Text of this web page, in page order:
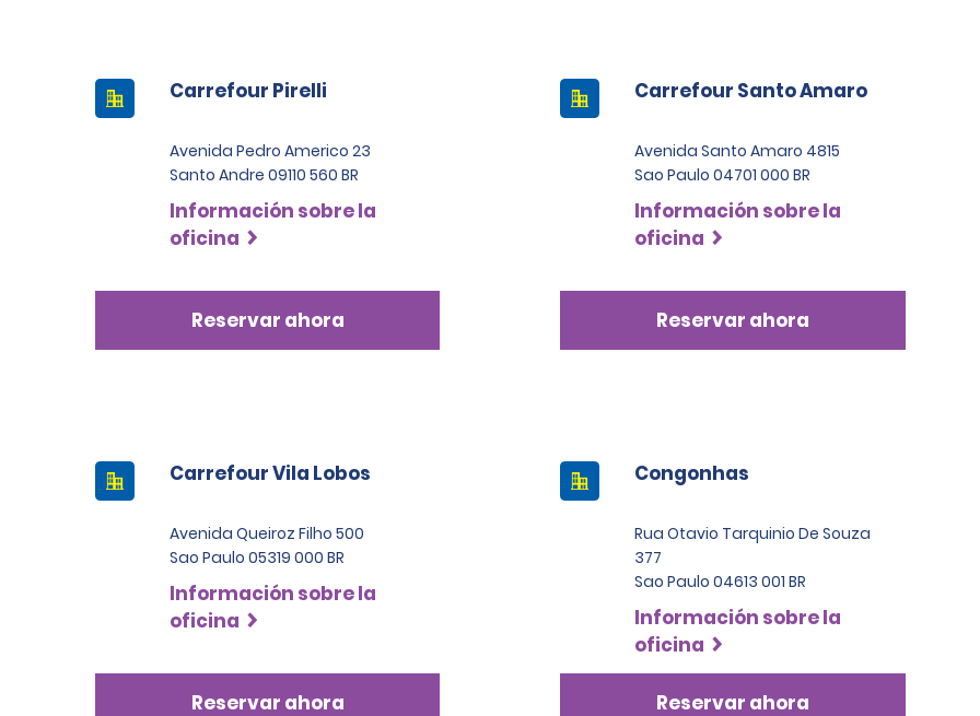
Carrefour Pirelli
Avenida Pedro Americo 23
Santo Andre 09110 560 BR
Información sobre la
oficina
Reservar ahora
Carrefour Santo Amaro
Avenida Santo Amaro 4815
Sao Paulo 04701 000 BR
Información sobre la
oficina
Reservar ahora
Carrefour Vila Lobos
Avenida Queiroz Filho 500
Sao Paulo 05319 000 BR
Información sobre la
oficina
Reservar ahora
Congonhas
Rua Otavio Tarquinio De Souza
377
Sao Paulo 04613 001 BR
Información sobre la
oficina
Reservar ahora